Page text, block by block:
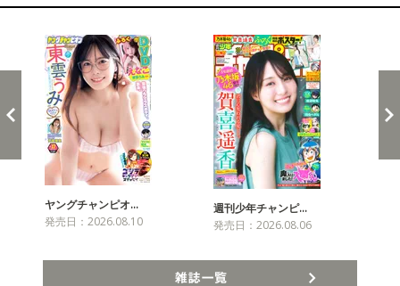
ヤングチャンピオ…
発売日：2026.08.10
週刊少年チャンピ…
発売日：2026.08.06